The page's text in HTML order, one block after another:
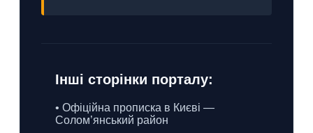
Інші сторінки порталу:
• Офіційна прописка в Києві —
Солом’янський район